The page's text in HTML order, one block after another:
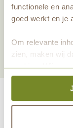
functionele en
goed werkt en je
Om relevante
zien, maken wij
cookies. Wij
altijd mogelijk
onze gasten nog
over het gebruik
maakt eeuwige